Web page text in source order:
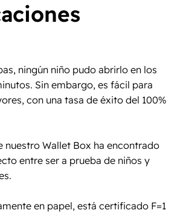
ningún niño pudo abrirlo en los
Sin embargo, es fácil para
con una tasa de éxito del 100%
nuestro Wallet Box ha encontrado
entre ser a prueba de niños y
en papel, está certificado F=1